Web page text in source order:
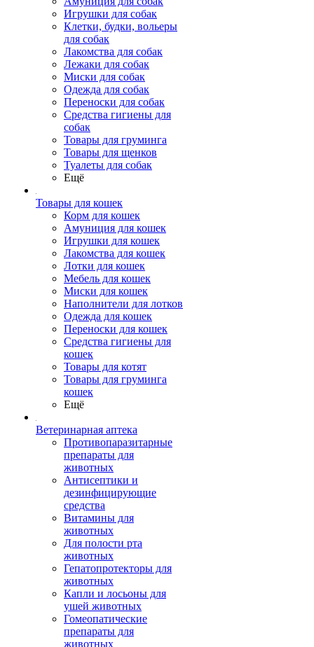
Игрушки для собак
Клетки, будки, вольеры
для собак
Лакомства для собак
Лежаки для собак
Миски для собак
Одежда для собак
Переноски для собак
Средства гигиены для
собак
Товары для груминга
Товары для щенков
Туалеты для собак
Ещё
Товары для кошек
Корм для кошек
Амуниция для кошек
Игрушки для кошек
Лакомства для кошек
Лотки для кошек
Мебель для кошек
Миски для кошек
Наполнители для лотков
Одежда для кошек
Переноски для кошек
Средства гигиены для
кошек
Товары для котят
Товары для груминга
кошек
Ещё
Ветеринарная аптека
Противопаразитарные
препараты для
животных
Антисептики и
дезинфицирующие
средства
Витамины для
животных
Для полости рта
животных
Гепатопротекторы для
животных
Капли и лосьоны для
ушей животных
Гомеопатические
препараты для
животных